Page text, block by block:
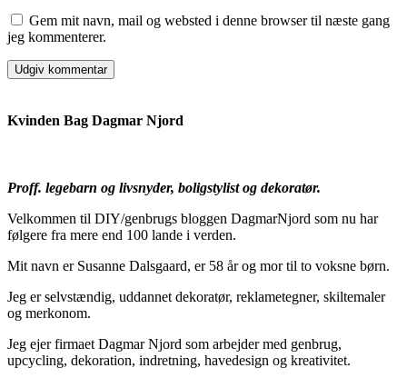
Gem mit navn, mail og websted i denne browser til næste gang
jeg kommenterer.
Kvinden Bag Dagmar Njord
Proff. legebarn og livsnyder, boligstylist og dekoratør.
Velkommen til DIY/genbrugs bloggen DagmarNjord som nu har
følgere fra mere end 100 lande i verden.
Mit navn er Susanne Dalsgaard, er 58 år og mor til to voksne børn.
Jeg er selvstændig, uddannet dekoratør, reklametegner, skiltemaler
og merkonom.
Jeg ejer firmaet Dagmar Njord som arbejder med genbrug,
upcycling, dekoration, indretning, havedesign og kreativitet.